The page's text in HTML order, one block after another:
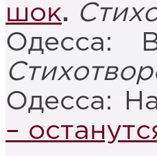
шок.
Одесса:
Одесса:
–